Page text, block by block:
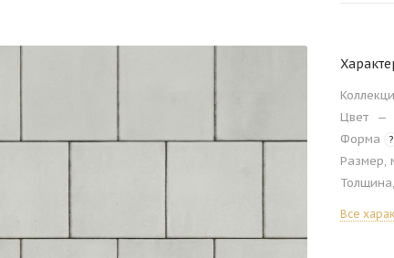
Цвет
—
Форма
?
Размер,
Все